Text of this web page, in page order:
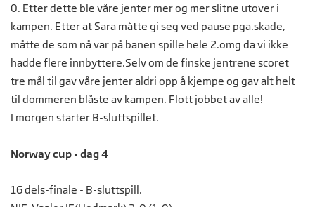
0. Etter dette ble våre jenter mer og mer slitne utover i
kampen. Etter at Sara måtte gi seg ved pause pga.skade,
måtte de som nå var på banen spille hele 2.omg da vi ikke
hadde flere innbyttere.Selv om de finske jentrene scoret
tre mål til gav våre jenter aldri opp å kjempe og gav alt helt
til dommeren blåste av kampen. Flott jobbet av alle!
I morgen starter B-sluttspillet.
Norway cup - dag 4
16 dels-finale - B-sluttspill.